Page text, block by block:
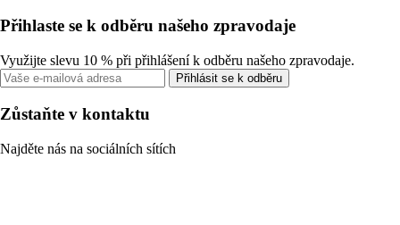
Přihlaste se k odběru našeho zpravodaje
Využijte slevu 10 % při přihlášení k odběru našeho zpravodaje.
Přihlásit se k odběru
Zůstaňte v kontaktu
Najděte nás na sociálních sítích